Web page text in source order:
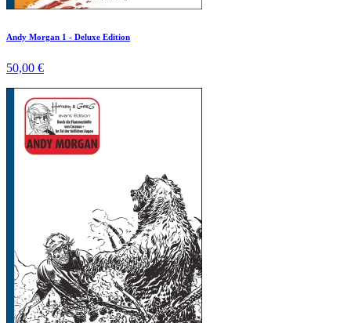
Andy Morgan 1 - Deluxe Edition
50,00 €